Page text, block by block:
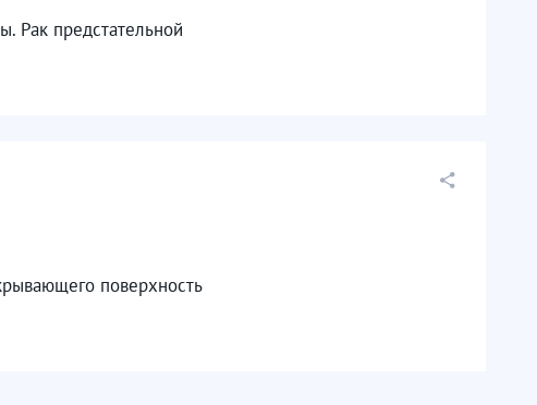
Рак предстательной
поверхность